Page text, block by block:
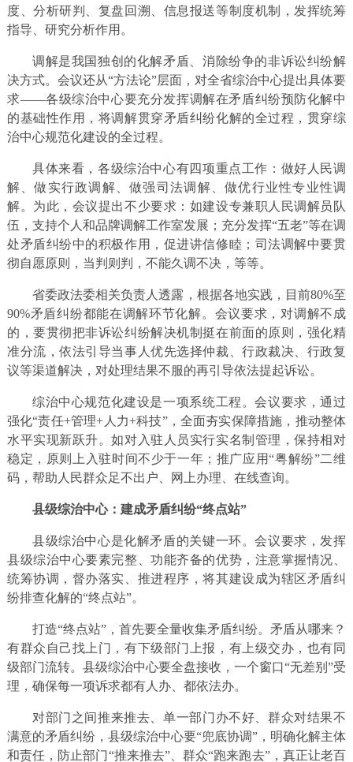
度、分析研判、复盘回溯、信息报送等制度机制，发挥统筹
指导、研究分析作用。
调解是我国独创的化解矛盾、消除纷争的非诉讼纠纷解
决方式。会议还从“方法论”层面，对全省综治中心提出具体要
求——各级综治中心要充分发挥调解在矛盾纠纷预防化解中
的基础性作用，将调解贯穿矛盾纠纷化解的全过程，贯穿综
治中心规范化建设的全过程。
具体来看，各级综治中心有四项重点工作：做好人民调
解、做实行政调解、做强司法调解、做优行业性专业性调
解。为此，会议提出不少要求：如建设专兼职人民调解员队
伍，支持个人和品牌调解工作室发展；充分发挥“五老”等在调
处矛盾纠纷中的积极作用，促进讲信修睦；司法调解中要贯
彻自愿原则，当判则判，不能久调不决，等等。
省委政法委相关负责人透露，根据各地实践，目前80%至
90%矛盾纠纷都能在调解环节化解。会议要求，对调解不成
的，要贯彻把非诉讼纠纷解决机制挺在前面的原则，强化精
准分流，依法引导当事人优先选择仲裁、行政裁决、行政复
议等渠道解决，对处理结果不服的再引导依法提起诉讼。
综治中心规范化建设是一项系统工程。会议要求，通过
强化“责任+管理+人力+科技”，全面夯实保障措施，推动整体
水平实现新跃升。如对入驻人员实行实名制管理，保持相对
稳定，原则上入驻时间不少于一年；推广应用“粤解纷”二维
码，帮助人民群众足不出户、网上办理、在线查询。
县级综治中心： 建成矛盾纠纷“终点站”
县级综治中心是化解矛盾的关键一环。会议要求，发挥
县级综治中心要素完整、功能齐备的优势，注意掌握情况、
统筹协调，督办落实、推进程序，将其建设成为辖区矛盾纠
纷排查化解的“终点站”。
打造“终点站”，首先要全量收集矛盾纠纷。矛盾从哪来？
有群众自己找上门，有下级部门上报，有上级交办，也有同
级部门流转。县级综治中心要全盘接收，一个窗口“无差别”受
理，确保每一项诉求都有人办、都依法办。
对部门之间推来推去、单一部门办不好、群众对结果不
满意的矛盾纠纷，县级综治中心要“兜底协调”，明确化解主体
和责任，防止部门“推来推去”、群众“跑来跑去”，真正让老百